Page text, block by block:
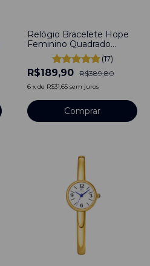
Relógio Bracelete Hope
Feminino Quadrado
Dourado
(17)
R$189,90 R$389,80
6 x de R$31,65 sem juros